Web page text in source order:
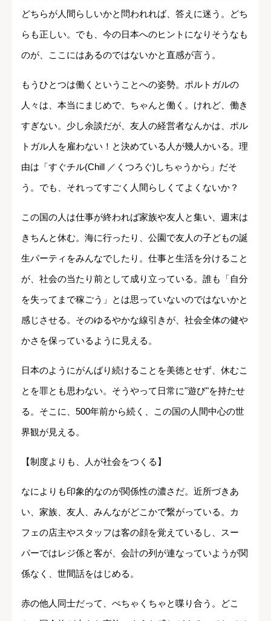
どちらが人間らしいかと問われれば、答えに迷う。どち
らも正しい。でも、今の日本へのヒントになりそうなも
のが、ここにはあるのではないかと直感が言う。
もうひとつは働くということへの姿勢。ポルトガルの
人々は、本当にまじめで、ちゃんと働く。けれど、働き
すぎない。少し余談だが、友人の経営者なんかは、ポル
トガル人を雇わない！と決めている人が幾人かいる。理
由は「すぐチル(Chill ／くつろぐ)しちゃうから」だそ
う。でも、それってすごく人間らしくてよくないか？
この国の人は仕事が終われば家族や友人と集い、週末は
きちんと休む。海に行ったり、公園で友人の子どもの誕
生パーティをみんなでしたり。仕事と生活を分けること
が、社会の当たり前として成り立っている。誰も「自分
を失ってまで稼ごう」とは思っていないのではないかと
感じさせる。そのゆるやかな線引きが、社会全体の健や
かさを保っているように見える。
日本のようにがんばり続けることを美徳とせず、休むこ
とを罪とも思わない。そうやって日常に"遊び"を持たせ
る。そこに、500年前から続く、この国の人間中心の世
界観が見える。
【制度よりも、人が社会をつくる】
なによりも印象的なのが関係性の濃さだ。近所づきあ
い、家族、友人、みんながどこかで繋がっている。カ
フェの店主やスタッフは客の顔を覚えているし、スー
パーではレジ係と客が、会計の列が連なっていようが関
係なく、世間話をはじめる。
赤の他人同士だって、ぺちゃくちゃと喋り合う。どこ